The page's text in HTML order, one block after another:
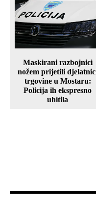
Maskirani razbojnici
nožem prijetili
trgovine u Mostaru:
Policija ih ekspresno
uhitila